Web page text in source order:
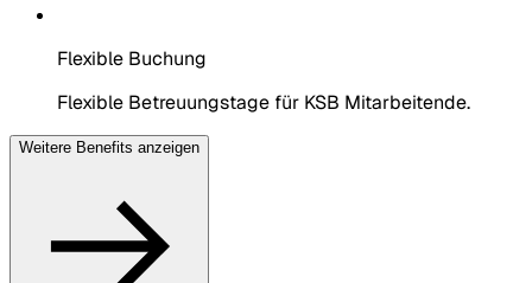
Flexible Buchung
Flexible Betreuungstage für KSB Mitarbeitende.
Weitere Benefits anzeigen